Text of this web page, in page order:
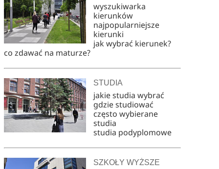
wyszukiwarka
kierunków
najpopularniejsze
kierunki
jak wybrać kierunek?
co zdawać na maturze?
STUDIA
jakie studia wybrać
gdzie studiować
często wybierane
studia
studia podyplomowe
SZKOŁY WYŻSZE